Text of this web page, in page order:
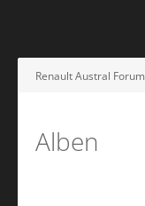
Renault Austral Forum
Alben